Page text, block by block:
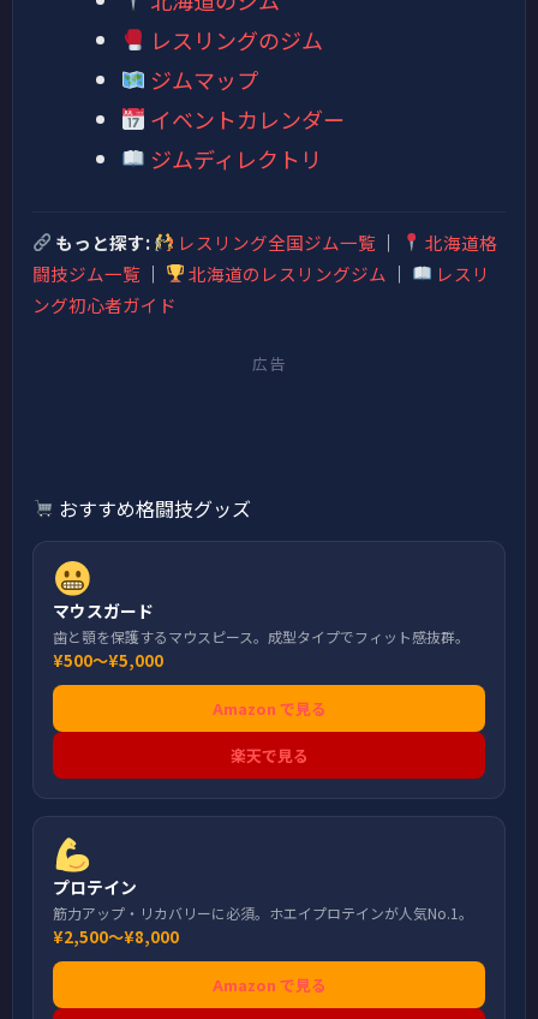
レスリングのジム
ジムマップ
イベントカレンダー
ジムディレクトリ
もっと探す: レスリング全国ジム一覧 ｜
北海道格
闘技ジム一覧 ｜ 北海道のレスリングジム ｜
レスリ
ング初心者ガイド
広告
おすすめ格闘技グッズ
マウスガード
歯と顎を保護するマウスピース。成型タイプでフィット感抜群。
¥500〜¥5,000
Amazon で見る
楽天で見る
プロテイン
筋力アップ・リカバリーに必須。ホエイプロテインが人気No.1。
¥2,500〜¥8,000
Amazon で見る